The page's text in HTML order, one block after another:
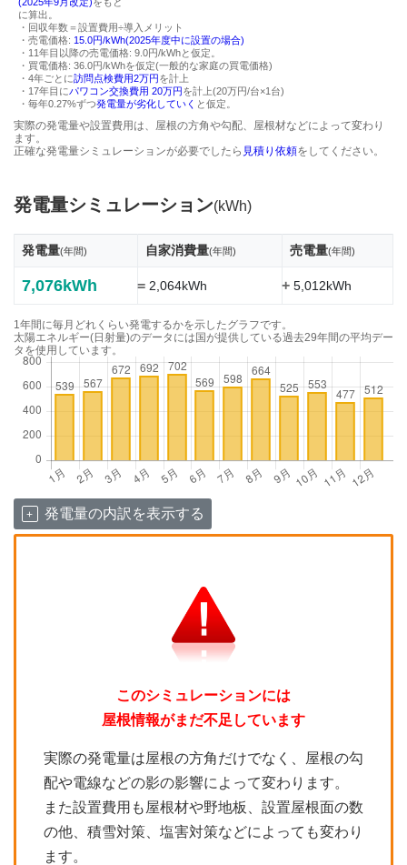
に算出。
・回収年数＝設置費用÷導入メリット
・売電価格: 15.0円/kWh(2025年度中に設置の場合)
・11年目以降の売電価格: 9.0円/kWhと仮定。
・買電価格: 36.0円/kWhを仮定(一般的な家庭の買電価格)
・4年ごとに訪問点検費用2万円を計上
・17年目にパワコン交換費用 20万円を計上(20万円/台×1台)
・毎年0.27%ずつ発電量が劣化していく と仮定。
実際の発電量や設置費用は、屋根の方角や勾配、屋根材などによって変わり
ます。
正確な発電量シミュレーションが必要でしたら 見積り依頼をしてください。
発電量シミュレーション(kWh)
発電量(年間) 自家消費量(年間) 売電量(年間)
7,076kWh =2,064kWh +5,012kWh
1年間に毎月どれくらい発電するかを示したグラフです。
太陽エネルギー(日射量)のデータには国が提供している過去29年間の平均デー
タを使用しています。
発電量の内訳を表示する
このシミュレーションには
屋根情報がまだ不足しています
実際の発電量は屋根の方角だけでなく、屋根の勾
配や電線などの影の影響によって変わります。
また設置費用も屋根材や野地板、設置屋根面の数
の他、積雪対策、塩害対策などによっても変わり
ます。